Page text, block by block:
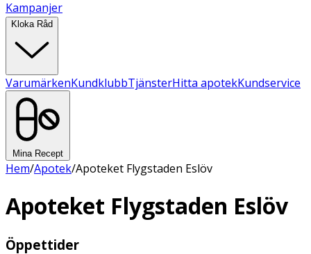
Kampanjer
Kloka Råd
VarumärkenKundklubbTjänsterHitta apotekKundservice
Mina Recept
Hem/Apotek/Apoteket Flygstaden Eslöv
Apoteket Flygstaden Eslöv
Öppettider